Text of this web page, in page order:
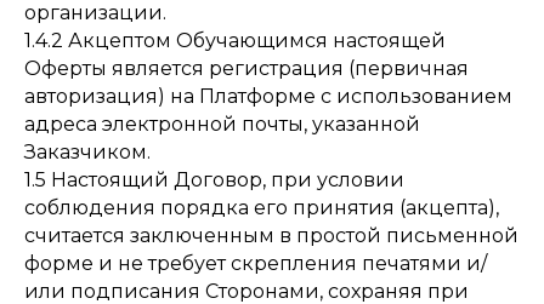
организации.
1.4.2 Акцептом Обучающимся настоящей
Оферты является регистрация (первичная
авторизация) на Платформе с использованием
адреса электронной почты, указанной
Заказчиком.
1.5 Настоящий Договор, при условии
соблюдения порядка его принятия (акцепта),
считается заключенным в простой письменной
форме и не требует скрепления печатями и/
или подписания Сторонами, сохраняя при